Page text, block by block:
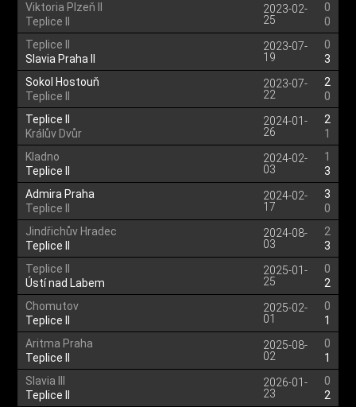
Viktoria Plzeň II
Teplice II
2023-02-
25
0
0
Teplice II
Slavia Praha II
2023-07-
19
0
3
Sokol Hostouň
Teplice II
2023-07-
22
2
0
Teplice II
Králův Dvůr
2024-01-
26
2
1
Kladno
Teplice II
2024-02-
03
1
3
Admira Praha
Teplice II
2024-02-
17
3
0
Jindřichův Hradec
Teplice II
2024-08-
03
2
3
Teplice II
Ústí nad Labem
2025-01-
25
0
2
Chomutov
Teplice II
2025-02-
01
0
1
Aritma Praha
Teplice II
2025-08-
02
0
1
Slavia III
Teplice II
2026-01-
23
0
2